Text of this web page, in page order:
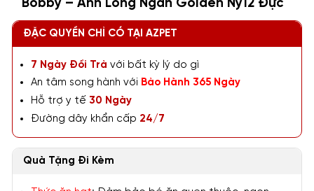
Bobby – Anh Lông Ngắn Golden Ny12 Đực
ĐẶC QUYỀN CHỈ CÓ TẠI AZPET
7 Ngày Đổi Trả với bất kỳ lý do gì
An tâm song hành với Bảo Hành 365 Ngày
Hỗ trợ y tế 30 Ngày
Đường dây khẩn cấp 24/7
Quà Tặng Đi Kèm